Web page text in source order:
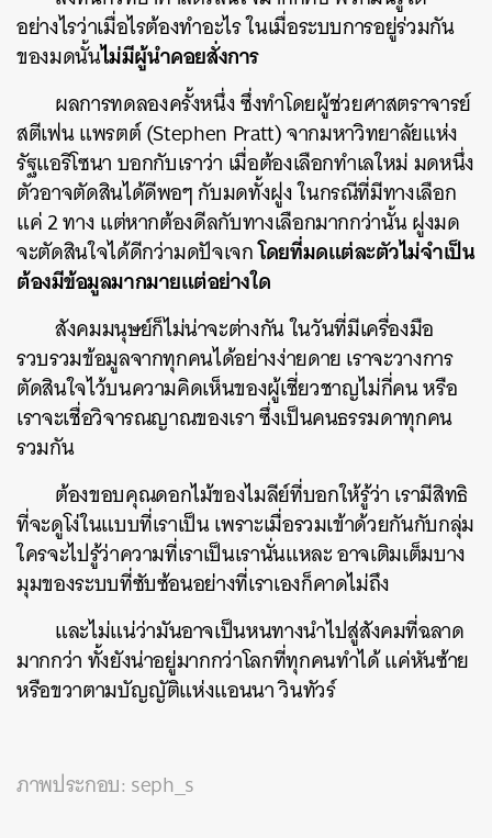
อย่างไรว่าเมื่อไรต้องทำอะไร ในเมื่อระบบการอยู่ร่วมกัน
ของมดนั้นไม่มีผู้นำคอยสั่งการ
ผลการทดลองครั้งหนึ่ง ซึ่งทำโดยผู้ช่วยศาสตราจารย์
สตีเฟน แพรตต์ (Stephen Pratt) จากมหาวิทยาลัยแห่ง
รัฐแอริโซนา บอกกับเราว่า เมื่อต้องเลือกทำเลใหม่ มดหนึ่ง
ตัวอาจตัดสินได้ดีพอๆ กับมดทั้งฝูง ในกรณีที่มีทางเลือก
แค่ 2 ทาง แต่หากต้องดีลกับทางเลือกมากกว่านั้น ฝูงมด
จะตัดสินใจได้ดีกว่ามดปัจเจกโดยที่มดแต่ละตัวไม่จำเป็น
ต้องมีข้อมูลมากมายแต่อย่างใด
สังคมมนุษย์ก็ไม่น่าจะต่างกัน ในวันที่มีเครื่องมือ
รวบรวมข้อมูลจากทุกคนได้อย่างง่ายดาย เราจะวางการ
ตัดสินใจไว้บนความคิดเห็นของผู้เชี่ยวชาญไม่กี่คน หรือ
เราจะเชื่อวิจารณญาณของเรา ซึ่งเป็นคนธรรมดาทุกคน
รวมกัน
ต้องขอบคุณดอกไม้ของไมลีย์ที่บอกให้รู้ว่า เรามีสิทธิ
ที่จะดูโง่ในแบบที่เราเป็น เพราะเมื่อรวมเข้าด้วยกันกับกลุ่ม
ใครจะไปรู้ว่าความที่เราเป็นเรานั่นแหละ อาจเติมเต็มบาง
มุมของระบบที่ซับซ้อนอย่างที่เราเองก็คาดไม่ถึง
และไม่แน่ว่ามันอาจเป็นหนทางนำไปสู่สังคมที่ฉลาด
มากกว่า ทั้งยังน่าอยู่มากกว่าโลกที่ทุกคนทำได้ แค่หันซ้าย
หรือขวาตามบัญญัติแห่งแอนนา วินทัวร์
ภาพประกอบ: seph_s
ค้นหา
SHARE TWEET LINE EMAIL